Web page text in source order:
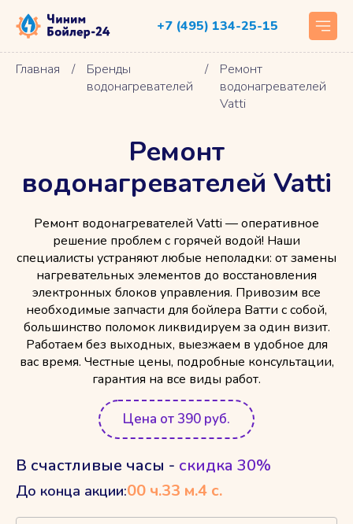
+7 (495) 134-25-15
Главная /
Бренды
водонагревателей
/
Ремонт
водонагревателей
Vatti
Ремонт
водонагревателей Vatti
Ремонт водонагревателей Vatti — оперативное
решение проблем с горячей водой! Наши
специалисты устраняют любые неполадки: от замены
нагревательных элементов до восстановления
электронных блоков управления. Привозим все
необходимые запчасти для бойлера Ватти с собой,
большинство поломок ликвидируем за один визит.
Работаем без выходных, выезжаем в удобное для
вас время. Честные цены, подробные консультации,
гарантия на все виды работ.
Цена от 390 руб.
В счастливые часы - скидка 30%
До конца акции:00 ч.33 м.3 с.